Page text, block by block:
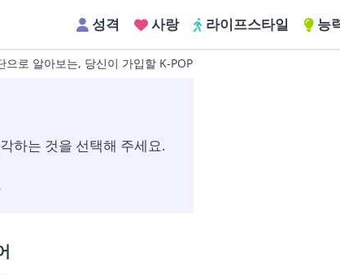
성격 사랑 라이프스타일 능
로 알아보는, 당신이 가입할 K-POP 아이돌 그룹은?
하는 것을 선택해 주세요.